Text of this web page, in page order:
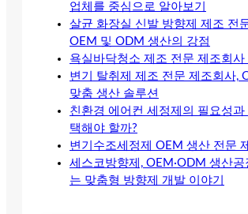
업체를 중심으로 알아보기
살균 화장실 신발 방향제 제조 전
OEM 및 ODM 생산의 강점
욕실바닥청소 제조 전문 제조회사
변기 탈취제 제조 전문 제조회사,
맞춤 생산 솔루션
친환경 에어컨 세정제의 필요성과
택해야 할까?
변기수조세정제 OEM 생산 전문
세스코방향제, OEM·ODM 생산
는 맞춤형 방향제 개발 이야기